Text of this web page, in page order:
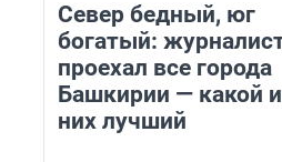
Север бедный, юг
богатый:
проехал все города
Башкирии — какой
них лучший